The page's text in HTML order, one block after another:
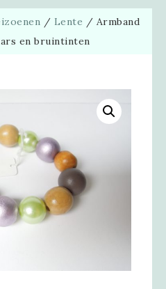
/ Lente / Armband
en bruintinten